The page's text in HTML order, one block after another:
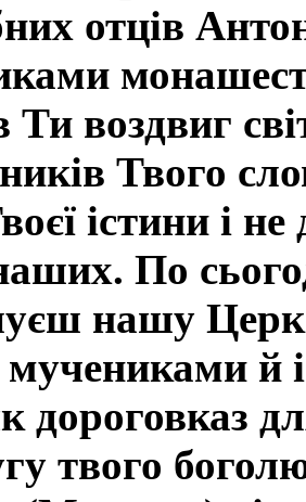
отців
Ти воздвиг
Твого
істини і
По
нашу
й
дороговказ
твого